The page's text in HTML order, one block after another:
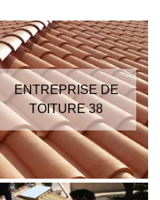
ENTREPRISE DE
TOITURE 38